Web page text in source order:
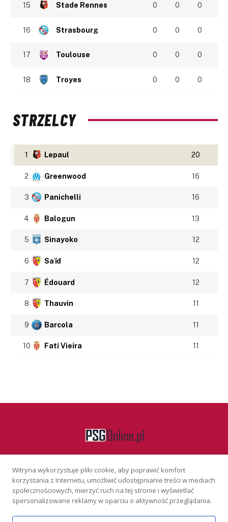
15 Stade Rennes 0 0 0
16 Strasbourg 0 0 0
17 Toulouse 0 0 0
18 Troyes 0 0 0
STRZELCY
1 Lepaul 20
2 Greenwood 16
3 Panichelli 16
4 Balogun 13
5 Sinayoko 12
6 Saïd 12
7 Édouard 12
8 Thauvin 11
9 Barcola 11
10 Fati Vieira 11
Facebook
KONTAKT REKLAMA POLITYKA PRYWATNOŚCI
Witryna wykorzystuje pliki cookie, aby poprawić komfort
korzystania z Internetu, umożliwić udostępnianie treści w mediach
społecznościowych, mierzyć ruch na tej stronie i wyświetlać
spersonalizowane reklamy w oparciu o aktywność przeglądania.